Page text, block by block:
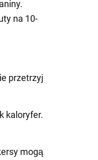
na 10-
przetrzyj
kaloryfer.
mogą